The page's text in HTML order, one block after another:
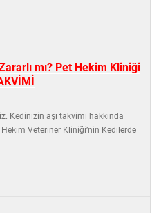
mı? Pet Hekim Kliniği
Kedinizin aşı takvimi hakkında
Veteriner Kliniği’nin Kedilerde